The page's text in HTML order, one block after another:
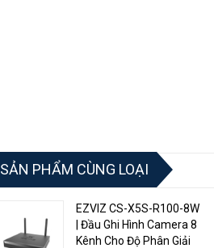
SẢN PHẨM CÙNG LOẠI
EZVIZ CS-X5S-R100-8W
| Đầu Ghi Hình Camera 8
Kênh Cho Độ Phân Giải